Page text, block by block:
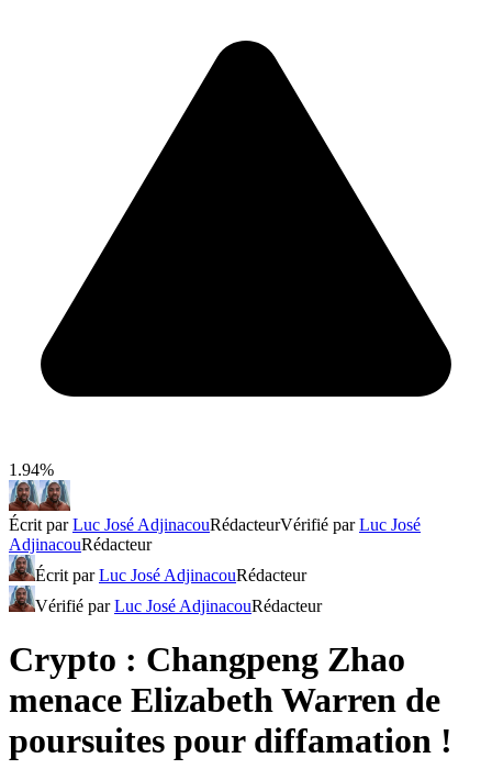
1.94%
Écrit parLuc José AdjinacouRédacteurVérifié parLuc José
AdjinacouRédacteur
Écrit parLuc José AdjinacouRédacteur
Vérifié parLuc José AdjinacouRédacteur
Crypto : Changpeng Zhao
menace Elizabeth Warren de
poursuites pour diffamation !